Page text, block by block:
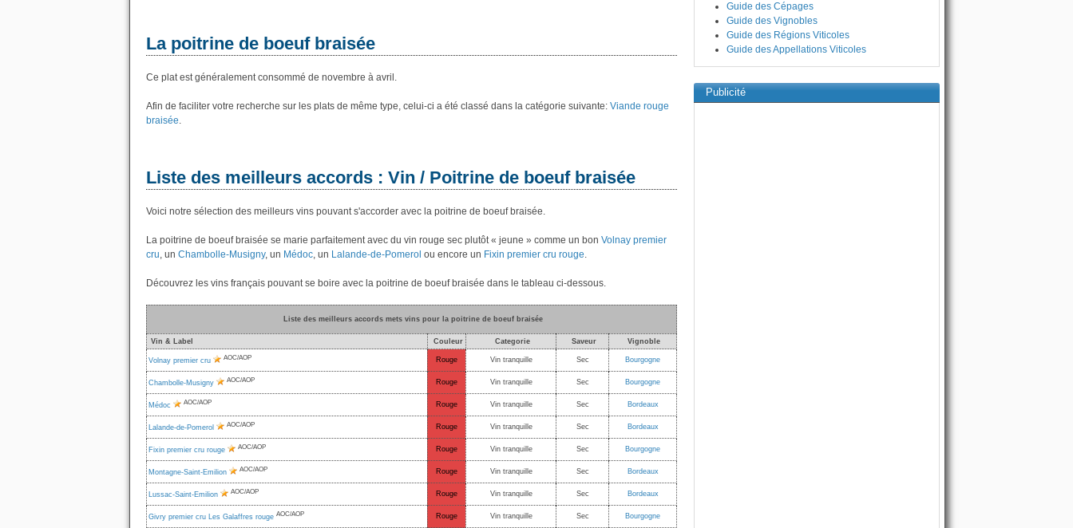
La poitrine de boeuf braisée
Ce plat est généralement consommé de novembre à avril.
Afin de faciliter votre recherche sur les plats de même type, celui-ci a été classé dans la catégorie suivante: Viande rouge
braisée.
Liste des meilleurs accords : Vin / Poitrine de boeuf braisée
Voici notre sélection des meilleurs vins pouvant s'accorder avec la poitrine de boeuf braisée.
La poitrine de boeuf braisée se marie parfaitement avec du vin rouge sec plutôt « jeune » comme un bon Volnay premier
cru, un Chambolle-Musigny, un Médoc, un Lalande-de-Pomerol ou encore un Fixin premier cru rouge.
Découvrez les vins français pouvant se boire avec la poitrine de boeuf braisée dans le tableau ci-dessous.
Liste des meilleurs accords mets vins pour la poitrine de boeuf braisée
Vin & Label Couleur Categorie Saveur Vignoble
Volnay premier cru AOC/AOP Rouge Vin tranquille Sec Bourgogne
Chambolle-Musigny AOC/AOP Rouge Vin tranquille Sec Bourgogne
Médoc AOC/AOP Rouge Vin tranquille Sec Bordeaux
Lalande-de-Pomerol AOC/AOP Rouge Vin tranquille Sec Bordeaux
Fixin premier cru rouge AOC/AOP Rouge Vin tranquille Sec Bourgogne
Montagne-Saint-Emilion AOC/AOP Rouge Vin tranquille Sec Bordeaux
Lussac-Saint-Emilion AOC/AOP Rouge Vin tranquille Sec Bordeaux
Givry premier cru Les Galaffres rouge AOC/AOP Rouge Vin tranquille Sec Bourgogne
Guide des Cépages
Guide des Vignobles
Guide des Régions Viticoles
Guide des Appellations Viticoles
Publicité